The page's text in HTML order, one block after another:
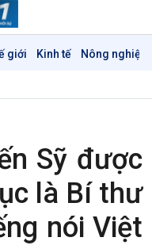
giới Kinh tế Nông nghiệp
Sỹ được
là Bí thư
nói Việt